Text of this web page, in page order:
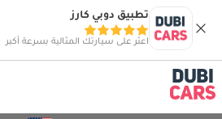
تطبيق دوبي كارز
اعثر على سيارتك المثالية بسرعة أكبر